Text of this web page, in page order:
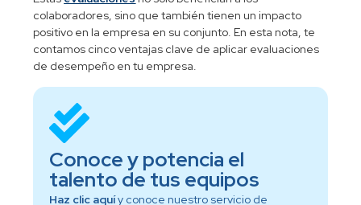
colaboradores, sino que también tienen un impacto
positivo en la empresa en su conjunto. En esta nota, te
contamos cinco ventajas clave de aplicar evaluaciones
de desempeño en tu empresa.
Conoce y potencia el
talento de tus equipos
Haz clic aquíy conoce nuestro servicio de